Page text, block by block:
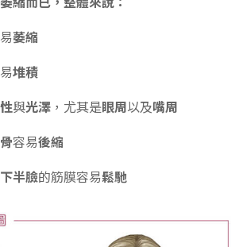
萎縮
堆積
與光澤 ，尤其是眼周以及嘴周
容易後縮
下半臉的筋膜容易鬆馳